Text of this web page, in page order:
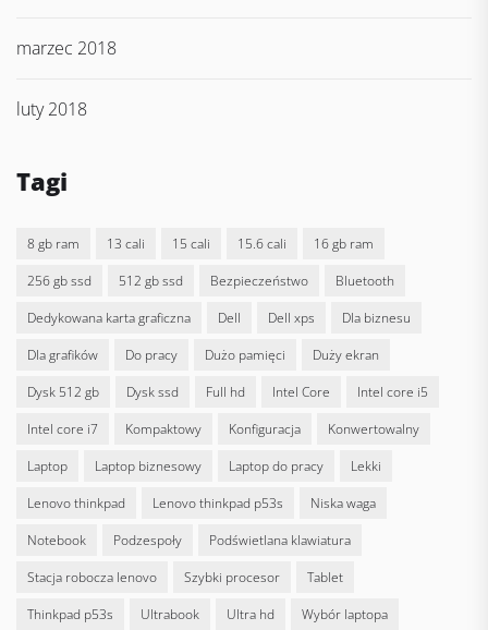
marzec 2018
luty 2018
Tagi
8 gb ram 13 cali 15 cali 15.6 cali
16 gb ram
256 gb ssd
512 gb ssd bezpieczeństwo
bluetooth
dedykowana karta graficzna
Dell dell xps
dla biznesu
dla grafików
do pracy dużo pamięci
duży ekran
dysk 512 gb
dysk ssd full hd Intel Core
intel core i5
intel core i7
kompaktowy konfiguracja
konwertowalny
laptop
laptop biznesowy laptop do pracy
lekki
lenovo thinkpad
lenovo thinkpad p53s
niska waga
notebook
podzespoły
podświetlana klawiatura
stacja robocza lenovo
szybki procesor
tablet
thinkpad p53s
ultrabook ultra hd wybór laptopa